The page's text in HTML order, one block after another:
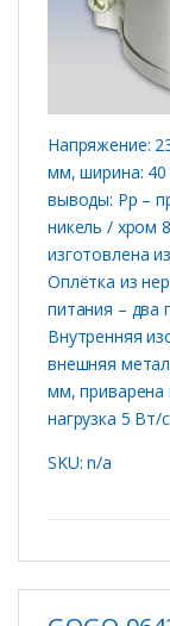
Напряжение:
мм, ширина:
выводы: Рр –
никель / хром
изготовлена
Оплётка из
питания – два
Внутренняя
внешняя
мм, приварена
нагрузка 5 Вт/
SKU: n/a